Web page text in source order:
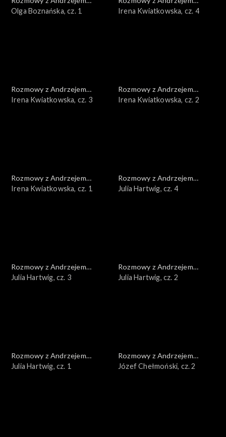
Doboszem
Olga Boznańska, cz. 1
Doboszem
Irena Kwiatkowska, cz. 4
Rozmowy z Andrzejem
Doboszem
Irena Kwiatkowska, cz. 3
Rozmowy z Andrzejem
Doboszem
Irena Kwiatkowska, cz. 2
Rozmowy z Andrzejem
Doboszem
Irena Kwiatkowska, cz. 1
Rozmowy z Andrzejem
Doboszem
Julia Hartwig, cz. 4
Rozmowy z Andrzejem
Doboszem
Julia Hartwig, cz. 3
Rozmowy z Andrzejem
Doboszem
Julia Hartwig, cz. 2
Rozmowy z Andrzejem
Doboszem
Julia Hartwig, cz. 1
Rozmowy z Andrzejem
Doboszem
Józef Chełmoński, cz. 2